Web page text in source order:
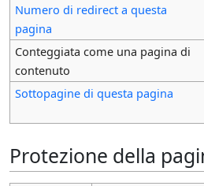
Numero di redirect a questa
pagina
Conteggiata come una pagina di
contenuto
Sottopagine di questa pagina
Protezione della